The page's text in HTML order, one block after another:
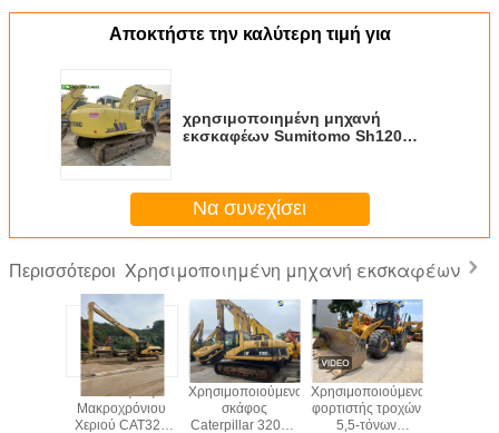
Αποκτήστε την καλύτερη τιμή για
χρησιμοποιημένη μηχανή
εκσκαφέων Sumitomo Sh120
Να συνεχίσει
Περισσότεροι Χρησιμοποιημένη μηχανή εκσκαφέων
Εκσκαφέας
Μακροχρόνιου
Χεριού CAT320
Χρησιμοποιούμενος
σκάφος
Caterpillar 320CL
Χρησιμοποιούμενος
φορτιστής τροχών
5,5-τόνων